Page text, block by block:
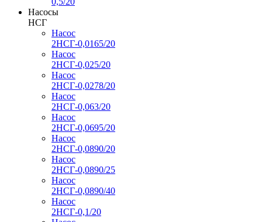
Насосы
НСГ
Насос
2НСГ-0,0165/20
Насос
2НСГ-0,025/20
Насос
2НСГ-0,0278/20
Насос
2НСГ-0,063/20
Насос
2НСГ-0,0695/20
Насос
2НСГ-0,0890/20
Насос
2НСГ-0,0890/25
Насос
2НСГ-0,0890/40
Насос
2НСГ-0,1/20